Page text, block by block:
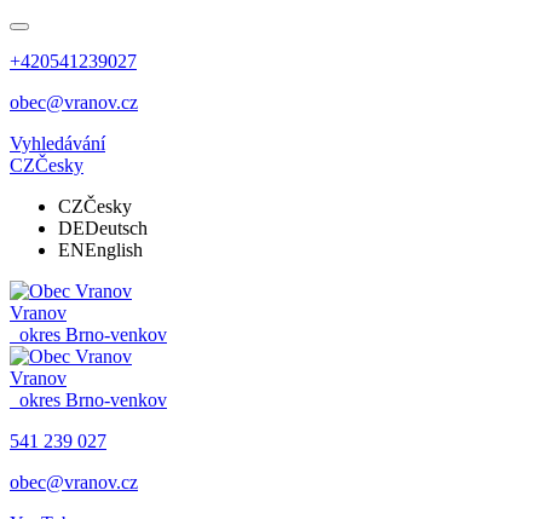
+420541239027
obec@vranov.cz
Vyhledávání
CZČesky
CZČesky
DEDeutsch
ENEnglish
Vranov
okres Brno-venkov
Vranov
okres Brno-venkov
541 239 027
obec@vranov.cz